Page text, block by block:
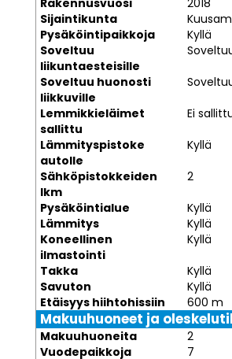
Rakennusvuosi
2018
Sijaintikunta
Pysäköintipaikkoja
Kyllä
Soveltuu
liikuntaesteisille
Soveltuu huonosti
liikkuville
Lemmikkieläimet
sallittu
Ei
Lämmityspistoke
autolle
Kyllä
Sähköpistokkeiden
lkm
2
Pysäköintialue
Kyllä
Lämmitys
Kyllä
Koneellinen
ilmastointi
Kyllä
Takka
Kyllä
Savuton
Kyllä
Etäisyys hiihtohissiin
600 m
Makuuhuoneet ja
Makuuhuoneita
2
Vuodepaikkoja
7